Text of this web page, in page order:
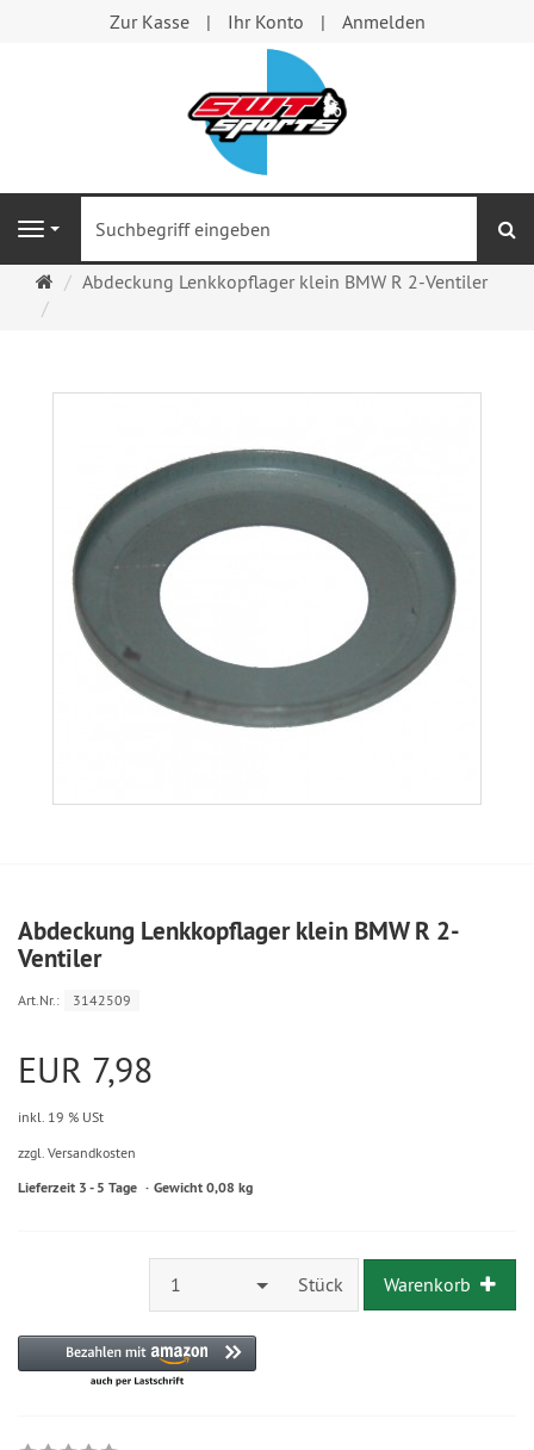
Zur Kasse Ihr Konto Anmelden
Navigation
Startseite
Abdeckung Lenkkopflager klein BMW R 2-Ventiler
Abdeckung Lenkkopflager klein BMW R 2-
Ventiler
Art.Nr.: 3142509
EUR 7,98
inkl. 19 % USt
zzgl. Versandkosten
Lieferzeit 3 - 5 Tage Gewicht 0,08 kg
1 Stück Warenkorb